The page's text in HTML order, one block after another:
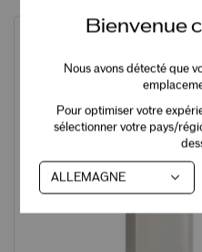
Bienvenue
Nous avons détecté que
Pour optimiser votre
sélectionner votre pays/